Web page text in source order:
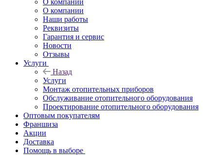
O компании
О компании
Наши работы
Реквизиты
Гарантия и сервис
Новости
Отзывы
Услуги
Назад
Услуги
Монтаж отопительных приборов
Обслуживание отопительного оборудования
Проектирование отопительного оборудования
Оптовым покупателям
Франшиза
Акции
Доставка
Помощь в выборе